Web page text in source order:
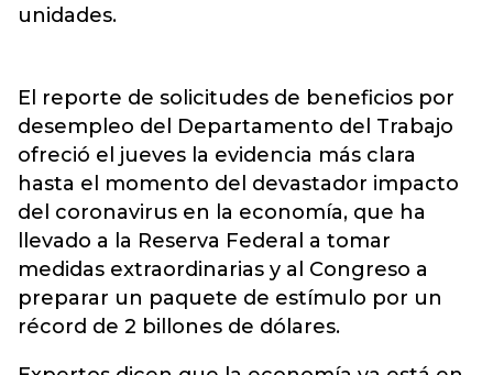
unidades.
El reporte de solicitudes de beneficios por
desempleo del Departamento del Trabajo
ofreció el jueves la evidencia más clara
hasta el momento del devastador impacto
del coronavirus en la economía, que ha
llevado a la Reserva Federal a tomar
medidas extraordinarias y al Congreso a
preparar un paquete de estímulo por un
récord de 2 billones de dólares.